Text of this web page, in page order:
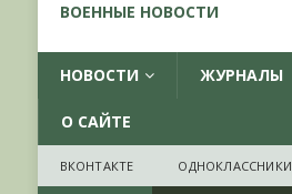
ВОЕННЫЕ НОВОСТИ
НОВОСТИ ЖУРНАЛЫ
О САЙТЕ
ВКОНТАКТЕ ОДНОКЛАССНИКИ